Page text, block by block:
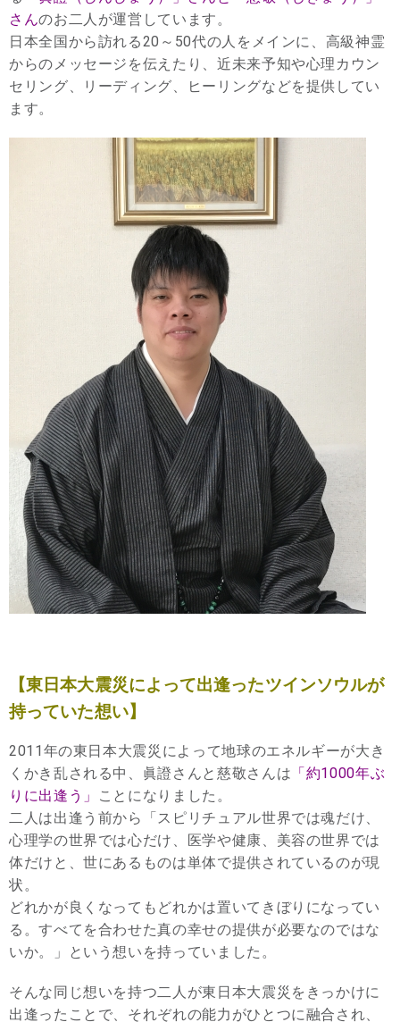
さんのお二人が運営しています。
日本全国から訪れる20～50代の人をメインに、高級神霊
からのメッセージを伝えたり、近未来予知や心理カウン
セリング、リーディング、ヒーリングなどを提供してい
ます。
【東日本大震災によって出逢ったツインソウルが
持っていた想い】
2011年の東日本大震災によって地球のエネルギーが大き
くかき乱される中、眞證さんと慈敬さんは 「約1000年ぶ
りに出逢う」
ことになりました。
二人は出逢う前から「スピリチュアル世界では魂だけ、
心理学の世界では心だけ、医学や健康、美容の世界では
体だけと、世にあるものは単体で提供されているのが現
状。
どれかが良くなってもどれかは置いてきぼりになってい
る。すべてを合わせた真の幸せの提供が必要なのではな
いか。」という想いを持っていました。
そんな同じ想いを持つ二人が東日本大震災をきっかけに
出逢ったことで、それぞれの能力がひとつに融合され、